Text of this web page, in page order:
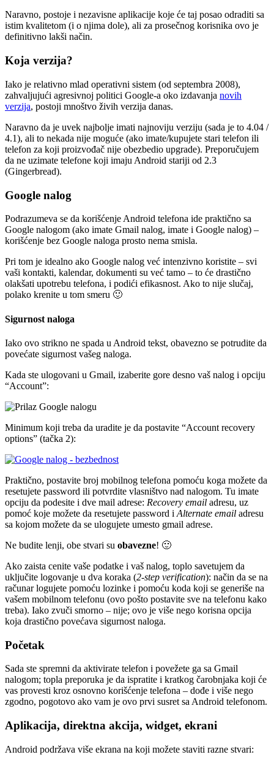
Naravno, postoje i nezavisne aplikacije koje će taj posao odraditi sa
istim kvalitetom (i o njima dole), ali za prosečnog korisnika ovo je
definitivno lakši način.
Koja verzija?
Iako je relativno mlad operativni sistem (od septembra 2008),
zahvaljujući agresivnoj politici Google-a oko izdavanja novih
verzija, postoji mnoštvo živih verzija danas.
Naravno da je uvek najbolje imati najnoviju verziju (sada je to 4.04 /
4.1), ali to nekada nije moguće (ako imate/kupujete stari telefon ili
telefon za koji proizvođač nije obezbedio upgrade). Preporučujem
da ne uzimate telefone koji imaju Android stariji od 2.3
(Gingerbread).
Google nalog
Podrazumeva se da korišćenje Android telefona ide praktično sa
Google nalogom (ako imate Gmail nalog, imate i Google nalog) –
korišćenje bez Google naloga prosto nema smisla.
Pri tom je idealno ako Google nalog već intenzivno koristite – svi
vaši kontakti, kalendar, dokumenti su već tamo – to će drastično
olakšati upotrebu telefona, i podići efikasnost. Ako to nije slučaj,
polako krenite u tom smeru 🙂
Sigurnost naloga
Iako ovo strikno ne spada u Android tekst, obavezno se potrudite da
povećate sigurnost vašeg naloga.
Kada ste ulogovani u Gmail, izaberite gore desno vaš nalog i opciju
“Account”:
Minimum koji treba da uradite je da postavite “Account recovery
options” (tačka 2):
Praktično, postavite broj mobilnog telefona pomoću koga možete da
resetujete password ili potvrdite vlasništvo nad nalogom. Tu imate
opciju da podesite i dve mail adrese: Recovery email adresu, uz
pomoć koje možete da resetujete password i Alternate email adresu
sa kojom možete da se ulogujete umesto gmail adrese.
Ne budite lenji, obe stvari su obavezne! 🙂
Ako zaista cenite vaše podatke i vaš nalog, toplo savetujem da
uključite logovanje u dva koraka (2-step verification): način da se na
računar logujete pomoću lozinke i pomoću koda koji se generiše na
vašem mobilnom telefonu (ovo pošto postavite sve na telefonu kako
treba). Iako zvuči smorno – nije; ovo je više nego korisna opcija
koja drastično povećava sigurnost naloga.
Početak
Sada ste spremni da aktivirate telefon i povežete ga sa Gmail
nalogom; topla preporuka je da ispratite i kratkog čarobnjaka koji će
vas provesti kroz osnovno korišćenje telefona – dođe i više nego
zgodno, pogotovo ako vam je ovo prvi susret sa Android telefonom.
Aplikacija, direktna akcija, widget, ekrani
Android podržava više ekrana na koji možete staviti razne stvari: